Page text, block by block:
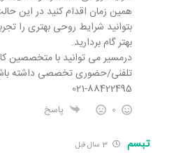
همین زمان اقدام کنید در این
بتوانید شرایط روحی بهتری را
بهتر گام بردارید.
درمسیر می توانید با متخصصین
تلفنی/حضوری تخصصی داشته
021-88422495
0 پاسخ
تبسم 3 سال قبل